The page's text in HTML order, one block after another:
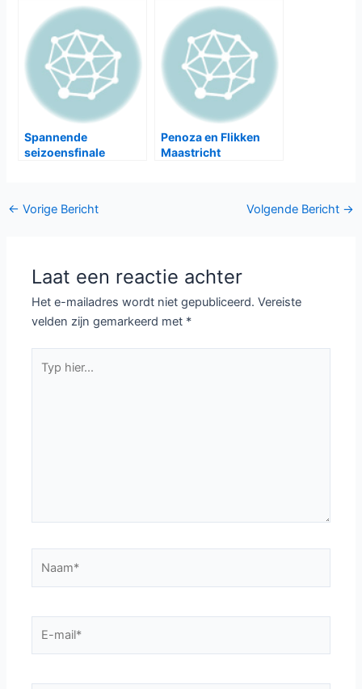
Spannende
seizoensfinale
Penoza en Flikken
Maastricht
Bericht
← Vorige Bericht Volgende Bericht →
Laat een reactie achter
Het e-mailadres wordt niet gepubliceerd. Vereiste
velden zijn gemarkeerd met *
hier...